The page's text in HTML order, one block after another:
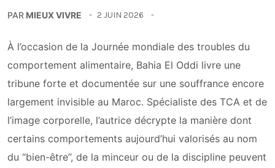
PAR MIEUX VIVRE 2 JUIN 2026
À l’occasion de la Journée mondiale des troubles du
comportement alimentaire, Bahia El Oddi livre une
tribune forte et documentée sur une souffrance encore
largement invisible au Maroc. Spécialiste des TCA et de
l’image corporelle, l’autrice décrypte la manière dont
certains comportements aujourd’hui valorisés au nom
du “bien-être”, de la minceur ou de la discipline peuvent